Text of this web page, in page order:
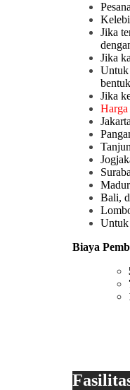
Jika
Jika
Untuk
Jika
Bali,
Untuk
Biaya